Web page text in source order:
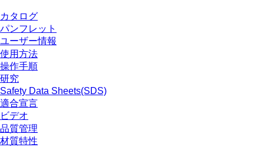
カタログ
パンフレット
ユーザー情報
使用方法
操作手順
研究
Safety Data Sheets(SDS)
適合宣言
ビデオ
品質管理
材質特性